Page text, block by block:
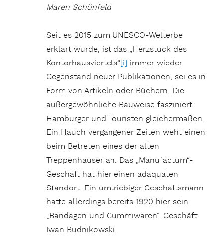
Maren Schönfeld
Seit es 2015 zum UNESCO-Welterbe
erklärt wurde, ist das „Herzstück des
Kontorhausviertels“[i] immer wieder
Gegenstand neuer Publikationen, sei es in
Form von Artikeln oder Büchern. Die
außergewöhnliche Bauweise fasziniert
Hamburger und Touristen gleichermaßen.
Ein Hauch vergangener Zeiten weht einen
beim Betreten eines der alten
Treppenhäuser an. Das „Manufactum“-
Geschäft hat hier einen adäquaten
Standort. Ein umtriebiger Geschäftsmann
hatte allerdings bereits 1920 hier sein
„Bandagen und Gummiwaren“-Geschäft:
Iwan Budnikowski.